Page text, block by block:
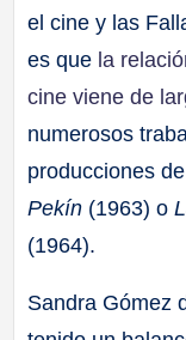
el cine y las
es que la
cine viene de
numerosos
producciones
Pekín (1963) o
(1964).
Sandra Gómez